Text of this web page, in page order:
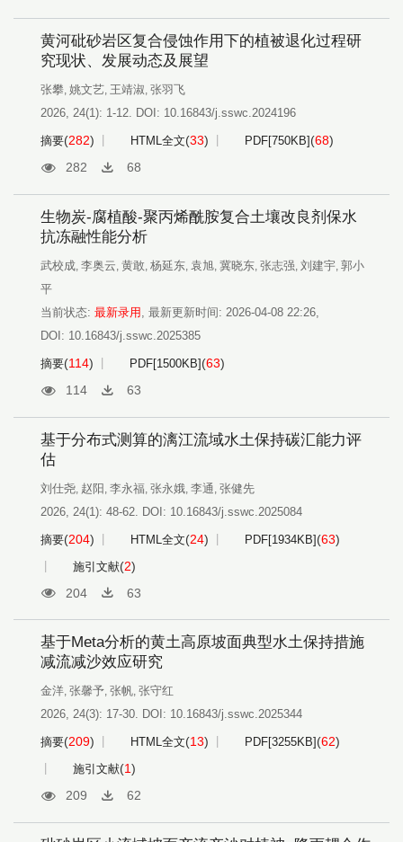
黄河砒砂岩区复合侵蚀作用下的植被退化过程研
究现状、发展动态及展望
张攀, 姚文艺, 王靖淑, 张羽飞
2026, 24(1): 1-12.
DOI: 10.16843/j.sswc.2024196
摘要(282) HTML全文(33) PDF[750KB] (68)
282
68
生物炭-腐植酸-聚丙烯酰胺复合土壤改良剂保水
抗冻融性能分析
武校成 李奥云 黄敢 杨延东 袁旭 冀晓东 张志强 刘建宇 郭小
平
当前状态: 最新录用 最新更新时间: 2026-04-08 22:26
DOI: 10.16843/j.sswc.2025385
摘要(114) PDF[1500KB] (63)
114
63
基于分布式测算的漓江流域水土保持碳汇能力评
估
刘仕尧 赵阳 李永福 张永娥 李通 张健先
2026, 24(1): 48-62. DOI: 10.16843/j.sswc.2025084
摘要(204) HTML全文(24) PDF[1934KB](63)
施引文献(2)
204
63
基于Meta分析的黄土高原坡面典型水土保持措施
减流减沙效应研究
金洋, 张馨予, 张帆, 张守红
2026, 24(3): 17-30. DOI: 10.16843/j.sswc.2025344
摘要(209) HTML全文(13) PDF[3255KB] (62)
施引文献(1)
209
62